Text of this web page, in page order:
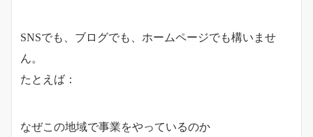
SNSでも、ブログでも、ホームページでも構いませ
ん。
たとえば：
なぜこの地域で事業をやっているのか